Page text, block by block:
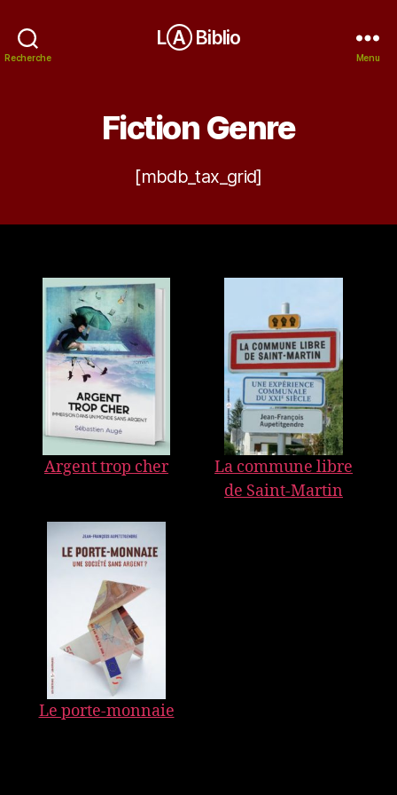
Recherche
LⒶ Biblio
Menu
Fiction Genre
[mbdb_tax_grid]
Argent trop cher
La commune libre
de Saint-Martin
Le porte-monnaie